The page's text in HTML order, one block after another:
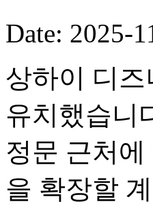
Date: 2025-
상하이 디
유치했습니
정문 근처
을 확장할